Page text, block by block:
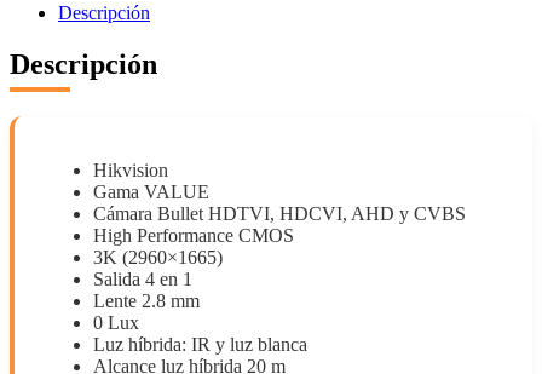
Descripción
Descripción
Hikvision
Gama VALUE
Cámara Bullet HDTVI, HDCVI, AHD y CVBS
High Performance CMOS
3K (2960×1665)
Salida 4 en 1
Lente 2.8 mm
0 Lux
Luz híbrida: IR y luz blanca
Alcance luz híbrida 20 m